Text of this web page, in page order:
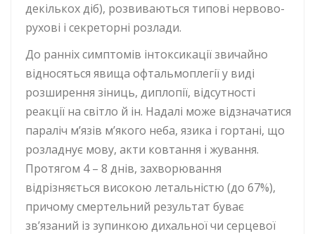
декількох діб), розвиваються типові нервово-
рухові і секреторні розлади.
До ранніх симптомів інтоксикації звичайно
відносяться явища офтальмоплегії у виді
розширення зіниць, диплопії, відсутності
реакції на світло й ін. Надалі може відзначатися
параліч м’язів м’якого неба, язика і гортані, що
розладнує мову, акти ковтання і жування.
Протягом 4 – 8 днів, захворювання
відрізняється високою летальністю (до 67%),
причому смертельний результат буває
зв’язаний із зупинкою дихальної чи серцевої